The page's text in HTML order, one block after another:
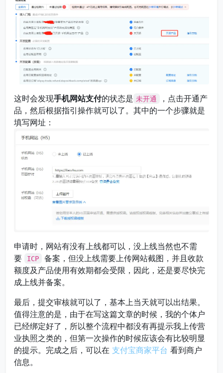
这时会发现手机网站支付的状态是 未开通
，点击开通产
品，然后根据指引操作就可以了。其中的一个步骤就是
填写网址：
申请时，网站有没有上线都可以，没上线当然也不需
要
ICP
备案，但没上线需要上传网站截图，并且收款
额度及产品使用有效期都会受限，因此，还是要尽快完
成上线并备案。
最后，提交审核就可以了，基本上当天就可以出结果。
值得注意的是，由于在写这篇文章的时候，我的个体户
已经绑定好了，所以整个流程中都没有再提示我上传营
业执照之类的，但第一次操作的时候应该会有比较明显
的提示。完成之后，可以在 支付宝商家平台 看到商户
信息。